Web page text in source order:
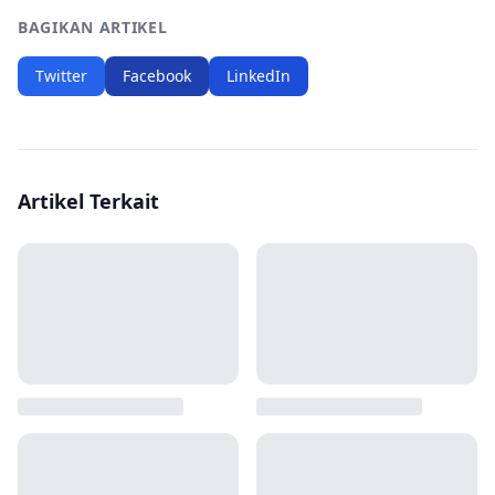
BAGIKAN ARTIKEL
Twitter Facebook LinkedIn
Artikel Terkait